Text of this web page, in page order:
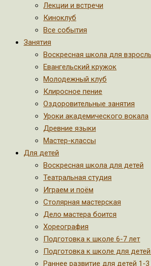
Лекции и встречи
Киноклуб
Все события
Занятия
Воскресная школа для
Евангельский кружок
Молодежный клуб
Клиросное пение
Оздоровительные занятия
Уроки академического вокала
Древние языки
Мастер-классы
Для детей
Воскресная школа для детей
Театральная студия
Играем и поём
Столярная мастерская
Дело мастера боится
Хореография
Подготовка к школе 6-7 лет
Подготовка к школе для
Раннее развитие для детей 1-